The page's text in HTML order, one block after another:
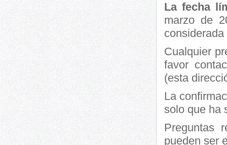
La fecha
marzo de
Cualquier
favor
(esta
La
solo que ha
Preguntas
pueden ser